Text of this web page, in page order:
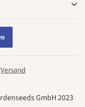
Versand
GmbH 2023